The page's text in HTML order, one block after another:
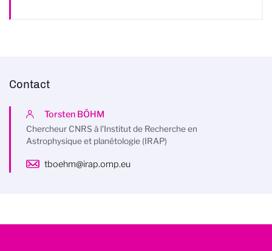
Contact
Torsten BÖHM
Chercheur CNRS à l'Institut de Recherche en
Astrophysique et planétologie (IRAP)
tboehm@irap.omp.eu